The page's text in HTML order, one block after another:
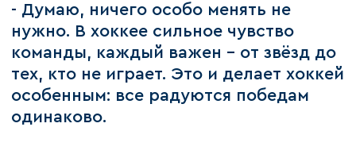
- Думаю, ничего особо менять не
нужно. В хоккее сильное чувство
команды, каждый важен - от звёзд до
тех, кто не играет. Это и делает хоккей
особенным: все радуются победам
одинаково.